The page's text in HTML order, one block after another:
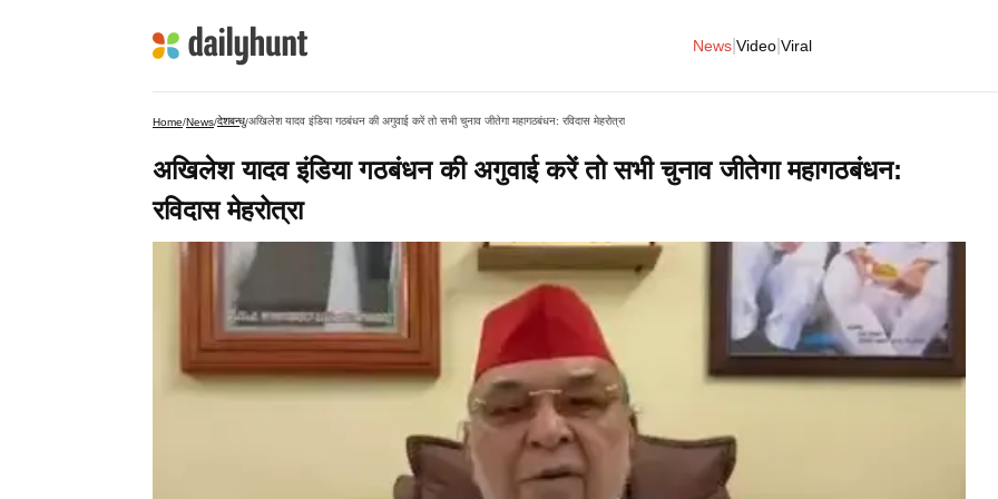
News Video Viral
Home/News/देशबन्धु/अखिलेश यादव इंडिया गठबंधन की अगुवाई करें तो सभी चुनाव जीतेगा महागठबंधन: रविदास मेहरोत्रा
अखिलेश यादव इंडिया गठबंधन की अगुवाई करें तो सभी चुनाव जीतेगा महागठबंधन:
रविदास मेहरोत्रा